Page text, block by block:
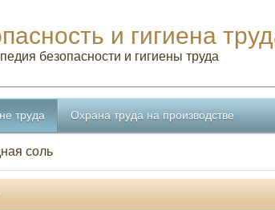
и гигиена
безопасности и гигиены труда
труда Охрана труда на производстве
соль